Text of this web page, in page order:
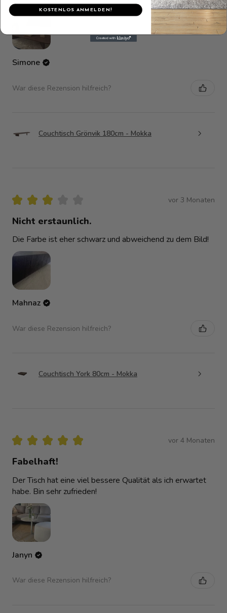
Simone
War diese Rezension hilfreich?
Couchtisch Grönvik 180cm - Mokka
★ ★ ★ vor 3 Monaten
Nicht erstaunlich.
Die Farbe ist eher schwarz und abweichend zu dem Bild!
Mahnaz
War diese Rezension hilfreich?
Couchtisch York 80cm - Mokka
★ ★ ★ ★ ★ vor 4 Monaten
Fabelhaft!
Der Tisch hat eine viel bessere Qualität als ich erwartet
habe. Bin sehr zufrieden!
Janyn
War diese Rezension hilfreich?
KOSTENLOS ANMELDEN!